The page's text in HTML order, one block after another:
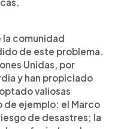
la comunidad
de este problema.
Unidas, por
y han propiciado
valiosas
ejemplo: el Marco
de desastres; la